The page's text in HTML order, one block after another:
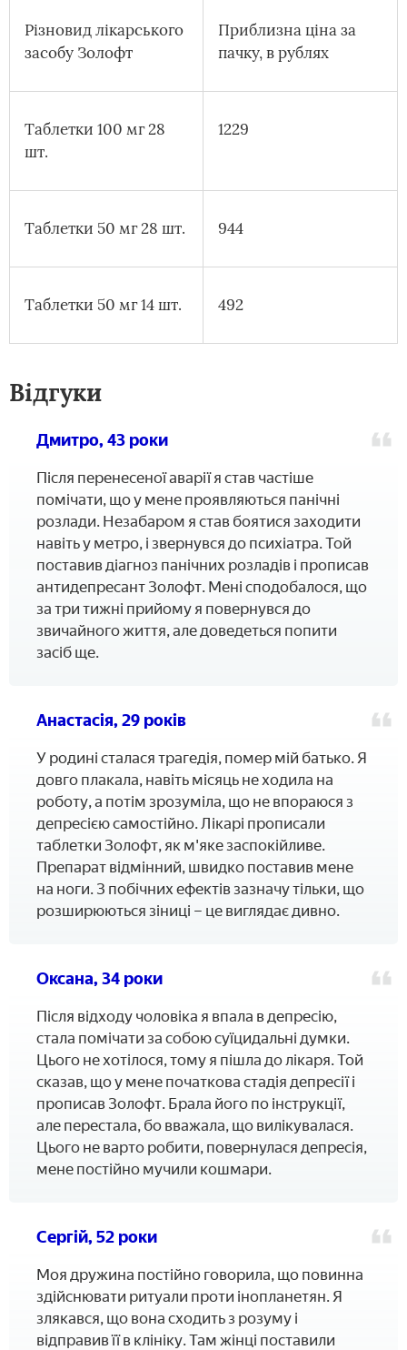
Різновид лікарського
засобу Золофт
Приблизна ціна за
пачку, в рублях
Таблетки 100 мг 28
шт.
1229
Таблетки 50 мг 28 шт. 944
Таблетки 50 мг 14 шт. 492
Відгуки
Дмитро, 43 роки
Після перенесеної аварії я став частіше
помічати, що у мене проявляються панічні
розлади. Незабаром я став боятися заходити
навіть у метро, і звернувся до психіатра. Той
поставив діагноз панічних розладів і прописав
антидепресант Золофт. Мені сподобалося, що
за три тижні прийому я повернувся до
звичайного життя, але доведеться попити
засіб ще.
Анастасія, 29 років
У родині сталася трагедія, помер мій батько. Я
довго плакала, навіть місяць не ходила на
роботу, а потім зрозуміла, що не впораюся з
депресією самостійно. Лікарі прописали
таблетки Золофт, як м'яке заспокійливе.
Препарат відмінний, швидко поставив мене
на ноги. З побічних ефектів зазначу тільки, що
розширюються зіниці – це виглядає дивно.
Оксана, 34 роки
Після відходу чоловіка я впала в депресію,
стала помічати за собою суїцидальні думки.
Цього не хотілося, тому я пішла до лікаря. Той
сказав, що у мене початкова стадія депресії і
прописав Золофт. Брала його по інструкції,
але перестала, бо вважала, що вилікувалася.
Цього не варто робити, повернулася депресія,
мене постійно мучили кошмари.
Сергій, 52 роки
Моя дружина постійно говорила, що повинна
здійснювати ритуали проти інопланетян. Я
злякався, що вона сходить з розуму і
відправив її в клініку. Там жінці поставили